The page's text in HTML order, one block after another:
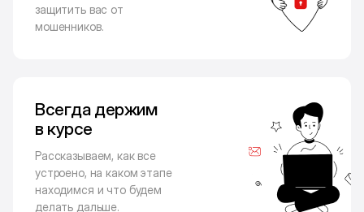
защитить вас от
мошенников.
Всегда держим
в курсе
Рассказываем, как все
устроено, на каком этапе
находимся и что будем
делать дальше.